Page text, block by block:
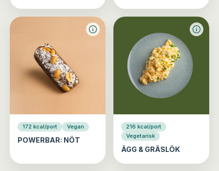
172 kcal/port Vegan
POWERBAR: NÖT
216 kcal/port
Vegetarisk
ÄGG & GRÄSLÖK